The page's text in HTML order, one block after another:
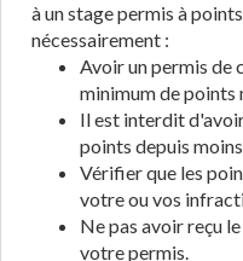
à un stage permis à
nécessairement :
Avoir un permis de
minimum de points
Il est interdit
points depuis
Vérifier que les
votre ou vos
Ne pas avoir reçu
votre permis.